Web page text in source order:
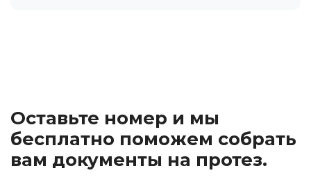
Оставьте номер и мы
бесплатно поможем собрать
вам документы на протез.